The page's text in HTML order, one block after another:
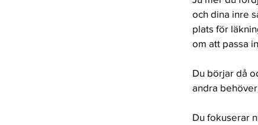
och dina inre
plats för
om att passa
Du börjar då
andra
Du fokuserar